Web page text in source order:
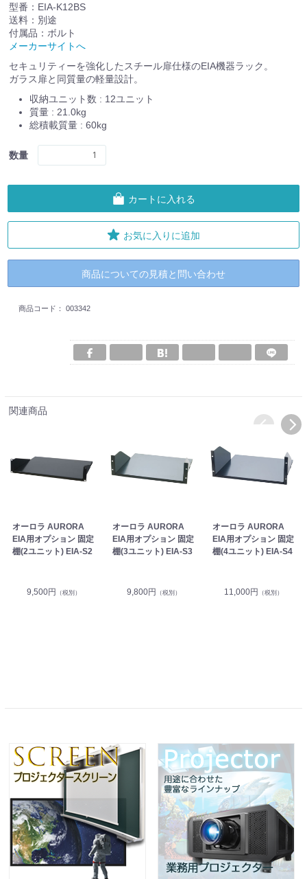
型番：EIA-K12BS
送料：別途
付属品：ボルト
メーカーサイトへ
セキュリティーを強化したスチール扉仕様のEIA機器ラック。
ガラス扉と同質量の軽量設計。
収納ユニット数 : 12ユニット
質量 : 21.0kg
総積載質量 : 60kg
数量
カートに入れる
お気に入りに追加
商品についての見積と問い合わせ
商品コード： 003342
関連商品
オーロラ AURORA
EIA用オプション 固定
棚(2ユニット) EIA-S2
9,500円 （税別）
オーロラ AURORA
EIA用オプション 固定
棚(3ユニット) EIA-S3
9,800円 （税別）
オーロラ AURORA
EIA用オプション 固定
棚(4ユニット) EIA-S4
11,000円 （税別）